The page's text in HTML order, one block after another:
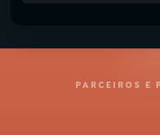
PARCEIROS E